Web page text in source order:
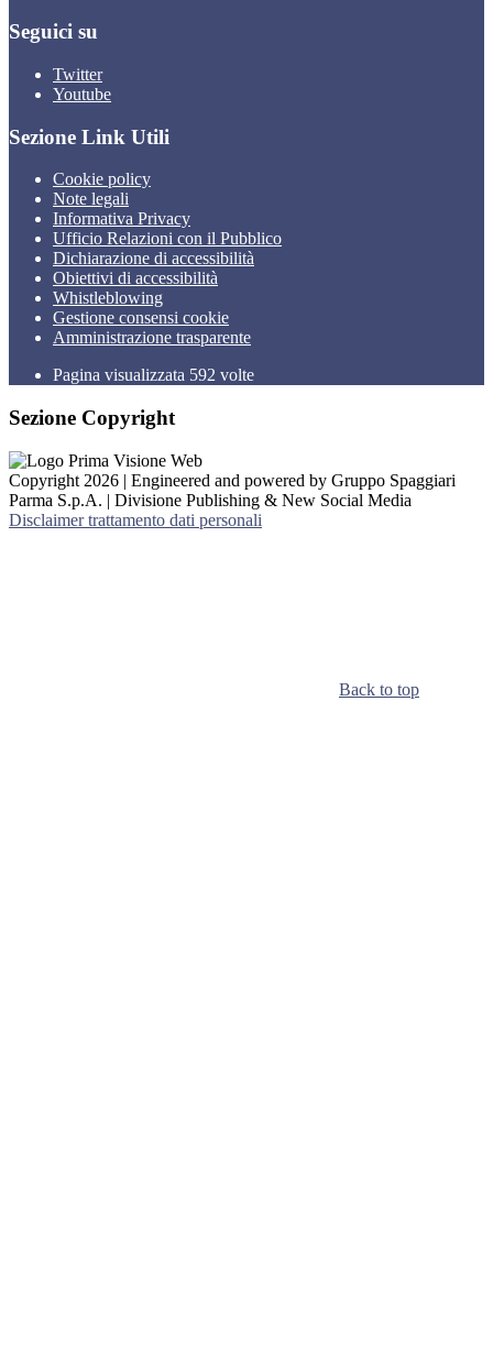
Seguici su
Twitter
Youtube
Sezione Link Utili
Cookie policy
Note legali
Informativa Privacy
Ufficio Relazioni con il Pubblico
Dichiarazione di accessibilità
Obiettivi di accessibilità
Whistleblowing
Gestione consensi cookie
Amministrazione trasparente
Pagina visualizzata 592 volte
Sezione Copyright
Copyright 2026 | Engineered and powered by Gruppo Spaggiari
Parma S.p.A. | Divisione Publishing & New Social Media
Disclaimer trattamento dati personali
Back to top